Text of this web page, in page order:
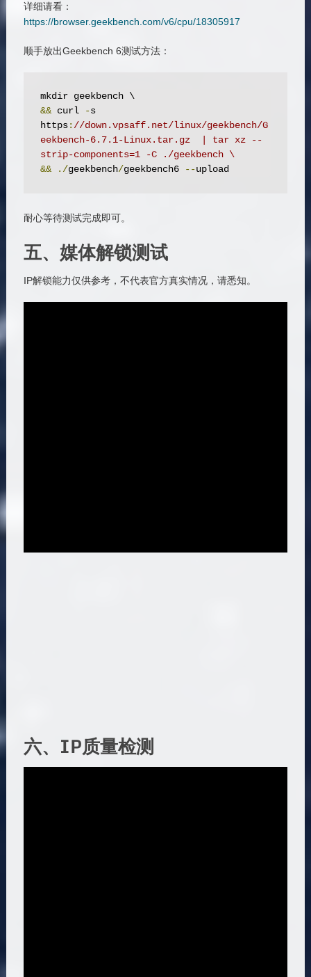
详细请看：
https://browser.geekbench.com/v6/cpu/18305917
顺手放出Geekbench 6测试方法：
mkdir geekbench \
&& curl -s
https: //down.vpsaff.net/linux/geekbench/G
eekbench-6.7.1-Linux.tar.gz  | tar xz --
strip-components=1 -C ./geekbench \
&&
./geekbench/geekbench6 --upload
耐心等待测试完成即可。
五、媒体解锁测试
IP解锁能力仅供参考，不代表官方真实情况，请悉知。
六、IP质量检测